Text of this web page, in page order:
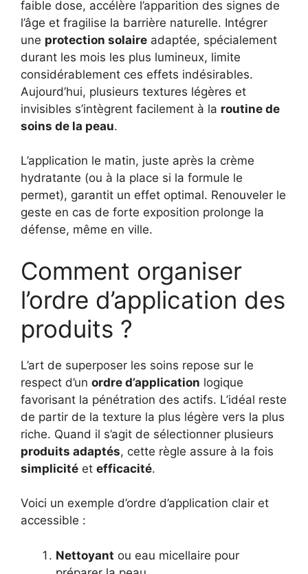
faible dose, accélère l’apparition des signes de
l’âge et fragilise la barrière naturelle. Intégrer
une protection solaire adaptée, spécialement
durant les mois les plus lumineux, limite
considérablement ces effets indésirables.
Aujourd’hui, plusieurs textures légères et
invisibles s’intègrent facilement à la routine de
soins de la peau.
L’application le matin, juste après la crème
hydratante (ou à la place si la formule le
permet), garantit un effet optimal. Renouveler le
geste en cas de forte exposition prolonge la
défense, même en ville.
Comment organiser
l’ordre d’application des
produits ?
L’art de superposer les soins repose sur le
respect d’un ordre d’application logique
favorisant la pénétration des actifs. L’idéal reste
de partir de la texture la plus légère vers la plus
riche. Quand il s’agit de sélectionner plusieurs
produits adaptés, cette règle assure à la fois
simplicité et efficacité.
Voici un exemple d’ordre d’application clair et
accessible :
Nettoyant ou eau micellaire pour